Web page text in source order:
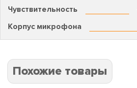
Чувствительность
Корпус микрофона
Похожие товары